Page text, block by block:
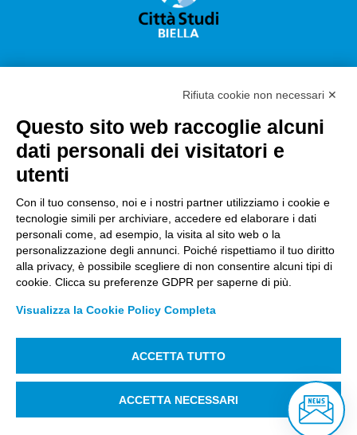
Città Studi S.p.A.
Sede Legale Corso G. Pella, 2 – 13900 Biella Italy –
18.235.000,00
Registro Imprese Biella C. F. e numero 01491490023 –
R.E.A. CCIAA BI n. 142579 – Partita IVA 01491490023
PEC:amm.cittastudi@pec.ptbiellese.it–
megaweb@pec.ptbiellese.it
Informative Privacy–Privacy Policy
preferenze Cookie–Whistleblowing– Designed by
Koodit
Rifiuta cookie non necessari ✕
Questo sito web raccoglie alcuni
dati personali dei visitatori e
utenti
Con il tuo consenso, noi e i nostri partner utilizziamo i cookie e
tecnologie simili per archiviare, accedere ed elaborare i dati
personali come, ad esempio, la visita al sito web o la
personalizzazione degli annunci. Poiché rispettiamo il tuo diritto
alla privacy, è possibile scegliere di non consentire alcuni tipi di
cookie. Clicca su preferenze GDPR per saperne di più.
Visualizza la Cookie Policy Completa
ACCETTA TUTTO
ACCETTA NECESSARI